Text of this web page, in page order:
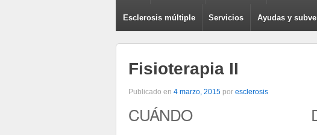
Esclerosis múltiple Servicios Ayudas y
Fisioterapia II
Publicado en 4 marzo, 2015 por esclerosis
CUÁNDO